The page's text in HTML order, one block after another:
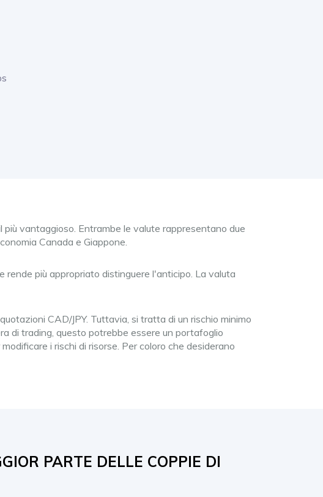
vantaggioso. Entrambe le valute rappresentano due
Canada e Giappone.
più appropriato distinguere l'anticipo. La valuta
CAD/JPY. Tuttavia, si tratta di un rischio minimo
di trading, questo potrebbe essere un portafoglio
i rischi di risorse. Per coloro che desiderano
PARTE DELLE COPPIE DI